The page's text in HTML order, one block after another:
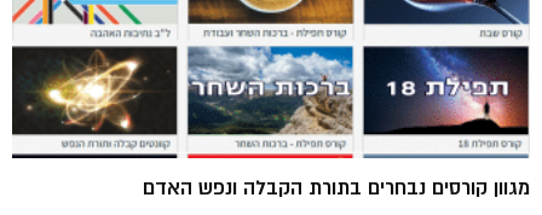
מגוון קורסים נבחרים בתורת הקבלה ונפש האדם